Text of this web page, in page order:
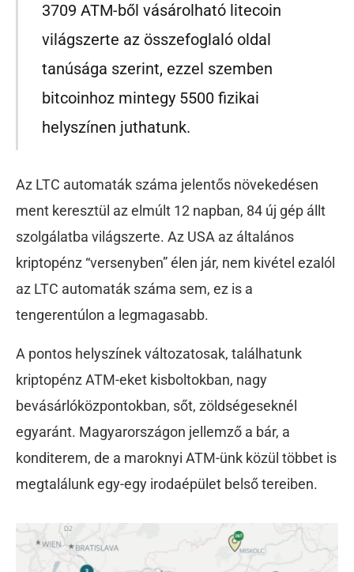
3709 ATM-ből vásárolható litecoin
világszerte az összefoglaló oldal
tanúsága szerint, ezzel szemben
bitcoinhoz mintegy 5500 fizikai
helyszínen juthatunk.
Az LTC automaták száma jelentős növekedésen
ment keresztül az elmúlt 12 napban, 84 új gép állt
szolgálatba világszerte. Az USA az általános
kriptopénz “versenyben” élen jár, nem kivétel ezalól
az LTC automaták száma sem, ez is a
tengerentúlon a legmagasabb.
A pontos helyszínek változatosak, találhatunk
kriptopénz ATM-eket kisboltokban, nagy
bevásárlóközpontokban, sőt, zöldségeseknél
egyaránt. Magyarországon jellemző a bár, a
konditerem, de a maroknyi ATM-ünk közül többet is
megtalálunk egy-egy irodaépület belső tereiben.